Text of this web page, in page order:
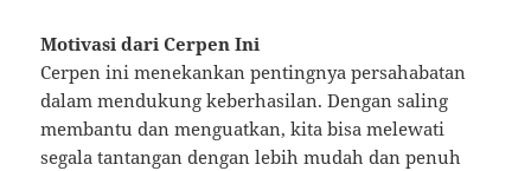
Motivasi dari Cerpen Ini
Cerpen ini menekankan pentingnya persahabatan
dalam mendukung keberhasilan. Dengan saling
membantu dan menguatkan, kita bisa melewati
segala tantangan dengan lebih mudah dan penuh